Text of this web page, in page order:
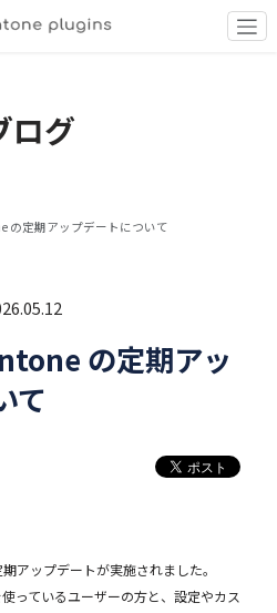
ログ
の定期アップデートについて
の定期アッ
て
アップデートが実施されました。
っているユーザーの方と、設定やカス